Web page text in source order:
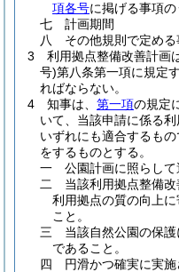
項各号に掲げる事項
七
計画期間
八
その他規則で定め
3
利用拠点整備改善計画
号)第八条第一項に規定
ればならない。
4
知事は、 第一項の規定
いて、当該申請に係る
いずれにも適合するも
をするものとする。
一
公園計画に照らして
二
当該利用拠点整備
利用拠点の質の向上
こと。
三
当該自然公園の保
であること。
四
円滑かつ確実に実